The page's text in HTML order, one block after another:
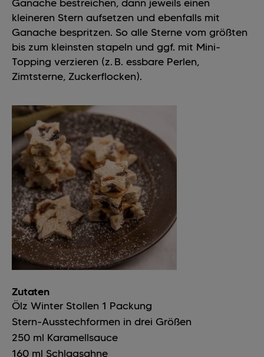
Ganache bestreichen, dann jeweils einen
kleineren Stern aufsetzen und ebenfalls mit
Ganache bespritzen. So alle Sterne vom größten
bis zum kleinsten stapeln und ggf. mit Mini-
Topping verzieren (z. B. essbare Perlen,
Zimtsterne, Zuckerflocken).
Zutaten
Ölz Winter Stollen 1 Packung
Stern-Ausstechformen in drei Größen
250 ml Karamellsauce
160 ml Schlagsahne